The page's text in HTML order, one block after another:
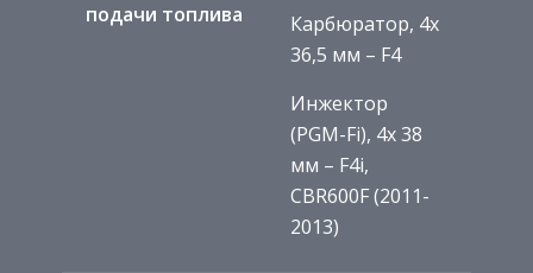
подачи топлива
Карбюратор, 4x
36,5 мм – F4
Инжектор
(PGM-Fi), 4x 38
мм – F4i,
CBR600F (2011-
2013)